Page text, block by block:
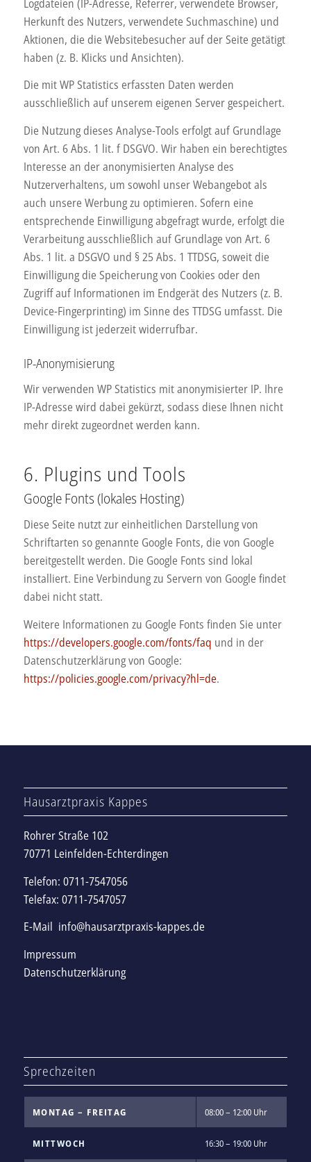
Logdateien (IP-Adresse, Referrer, verwendete Browser,
Herkunft des Nutzers, verwendete Suchmaschine) und
Aktionen, die die Websitebesucher auf der Seite getätigt
haben (z. B. Klicks und Ansichten).
Die mit WP Statistics erfassten Daten werden
ausschließlich auf unserem eigenen Server gespeichert.
Die Nutzung dieses Analyse-Tools erfolgt auf Grundlage
von Art. 6 Abs. 1 lit. f DSGVO. Wir haben ein berechtigtes
Interesse an der anonymisierten Analyse des
Nutzerverhaltens, um sowohl unser Webangebot als
auch unsere Werbung zu optimieren. Sofern eine
entsprechende Einwilligung abgefragt wurde, erfolgt die
Verarbeitung ausschließlich auf Grundlage von Art. 6
Abs. 1 lit. a DSGVO und § 25 Abs. 1 TTDSG, soweit die
Einwilligung die Speicherung von Cookies oder den
Zugriff auf Informationen im Endgerät des Nutzers (z. B.
Device-Fingerprinting) im Sinne des TTDSG umfasst. Die
Einwilligung ist jederzeit widerrufbar.
IP-Anonymisierung
Wir verwenden WP Statistics mit anonymisierter IP. Ihre
IP-Adresse wird dabei gekürzt, sodass diese Ihnen nicht
mehr direkt zugeordnet werden kann.
6. Plugins und Tools
Google Fonts (lokales Hosting)
Diese Seite nutzt zur einheitlichen Darstellung von
Schriftarten so genannte Google Fonts, die von Google
bereitgestellt werden. Die Google Fonts sind lokal
installiert. Eine Verbindung zu Servern von Google findet
dabei nicht statt.
Weitere Informationen zu Google Fonts finden Sie unter
https://developers.google.com/fonts/faq und in der
Datenschutzerklärung von Google:
https://policies.google.com/privacy?hl=de.
Hausarztpraxis Kappes
Rohrer Straße 102
70771 Leinfelden-Echterdingen
Telefon: 0711-7547056
Telefax: 0711-7547057
E-Mail info@hausarztpraxis-kappes.de
Impressum
Datenschutzerklärung
Sprechzeiten
MONTAG – FREITAG 08:00 – 12:00 Uhr
MITTWOCH 16:30 – 19:00 Uhr